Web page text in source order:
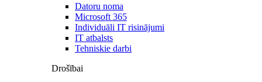
Datoru noma
Microsoft 365
Individuāli IT risinājumi
IT atbalsts
Tehniskie darbi
Drošībai